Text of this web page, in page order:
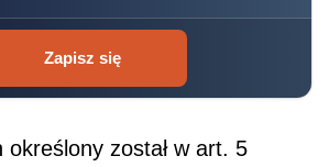
Zapisz się
określony został w art. 5